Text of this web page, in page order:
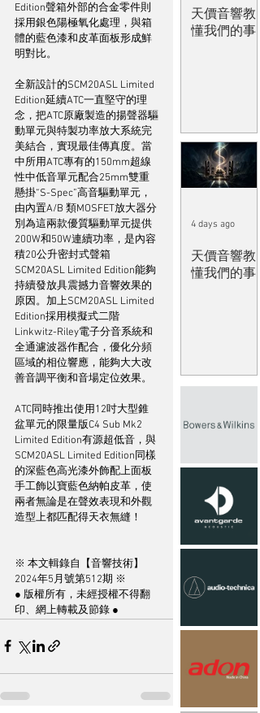
Edition聲箱外部的合金零件則
採用銀色陽極氧化處理，與箱
體的藍色漆和皮革面板形成鮮
明對比。
全新設計的SCM20ASL Limited
Edition延續ATC一直堅守的理
念，把ATC原廠製造的揚聲器驅
動單元與特製功率放大系統完
美結合，實現最佳傳真度。當
中所用ATC專有的150mm超線
性中低音單元配合25mm雙重
懸掛“S-Spec”高音驅動單元，
由內置A/B 類MOSFET放大器分
別為這兩款優質驅動單元提供
200W和50W連續功率，是內容
積20公升密封式聲箱
SCM20ASL Limited Edition能夠
持續發放具震撼力音響效果的
原因。加上SCM20ASL Limited
Edition採用模擬式二階
Linkwitz-Riley電子分音系統和
全通濾波器作配合，優化分頻
區域的相位響應，能夠大大改
善音調平衡和音場定位效果。
ATC同時推出使用12吋大型錐
盆單元的限量版C4 Sub Mk2
Limited Edition有源超低音，與
SCM20ASL Limited Edition同樣
的深藍色高光漆外飾配上面板
手工飾以寶藍色納帕皮革，使
兩者無論是在聲效表現和外觀
造型上都匹配得天衣無縫！
※ 本文輯錄自【音響技術】
2024年5月號第512期 ※
● 版權所有，未經授權不得翻
印、網上轉載及節錄 ●
天價音響教
懂我們的事
天價音響教
懂我們的事
4 days ago